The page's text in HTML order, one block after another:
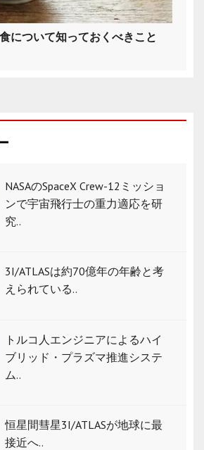
について知っておくべきこと
NASAのSpaceX Crew-12ミッショ
ンで宇宙飛行士の重力適応を研
究..
3I/ATLASは約70億年の年齢と考
えられている..
トルコ人エンジニアによるハイ
ブリッド・プラズマ推進システ
ム..
恒星間彗星3I/ATLASが地球に最
接近へ..